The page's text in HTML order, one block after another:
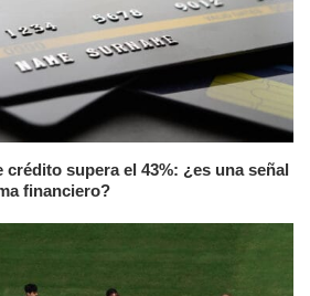
crédito supera el 43%: ¿es una señal
financiero?